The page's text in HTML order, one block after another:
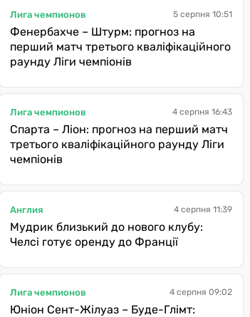
Лига чемпионов 5 серпня 10:51
Фенербахче – Штурм: прогноз на
перший матч третього кваліфікаційного
раунду Ліги чемпіонів
Лига чемпионов 4 серпня 16:43
Спарта – Ліон: прогноз на перший матч
третього кваліфікаційного раунду Ліги
чемпіонів
Англия 4 серпня 11:39
Мудрик близький до нового клубу:
Челсі готує оренду до Франції
Лига чемпионов 4 серпня 09:02
Юніон Сент-Жілуаз – Буде-Глімт: